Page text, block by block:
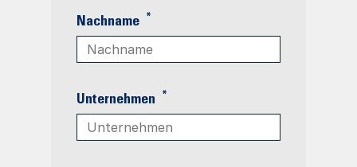
Nachname *
Unternehmen *